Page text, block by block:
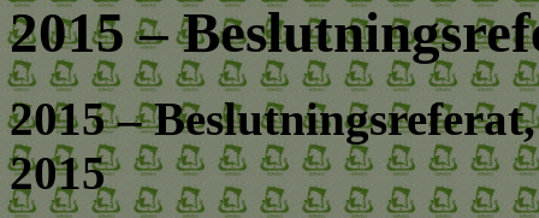
2015 –
2015 –
2015